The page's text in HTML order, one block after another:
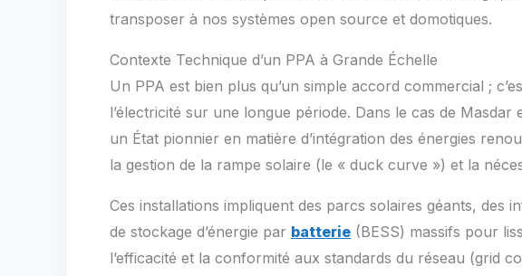
transposer à nos systèmes open source et domotiques.
Contexte Technique d’un PPA à Grande Échelle
Un PPA est bien plus qu’un simple accord commercial ;
l’électricité sur une longue période. Dans le cas de
un État pionnier en matière d’intégration des énergies
la gestion de la rampe solaire (le « duck curve ») et la
Ces installations impliquent des parcs solaires géants,
de stockage d’énergie par batterie (BESS) massifs pour
l’efficacité et la conformité aux standards du réseau (grid